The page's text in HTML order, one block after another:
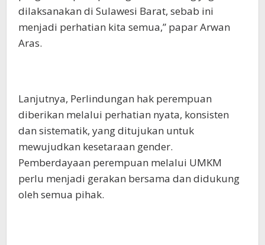
dilaksanakan di Sulawesi Barat, sebab ini
menjadi perhatian kita semua,” papar Arwan
Aras.
Lanjutnya, Perlindungan hak perempuan
diberikan melalui perhatian nyata, konsisten
dan sistematik, yang ditujukan untuk
mewujudkan kesetaraan gender.
Pemberdayaan perempuan melalui UMKM
perlu menjadi gerakan bersama dan didukung
oleh semua pihak.